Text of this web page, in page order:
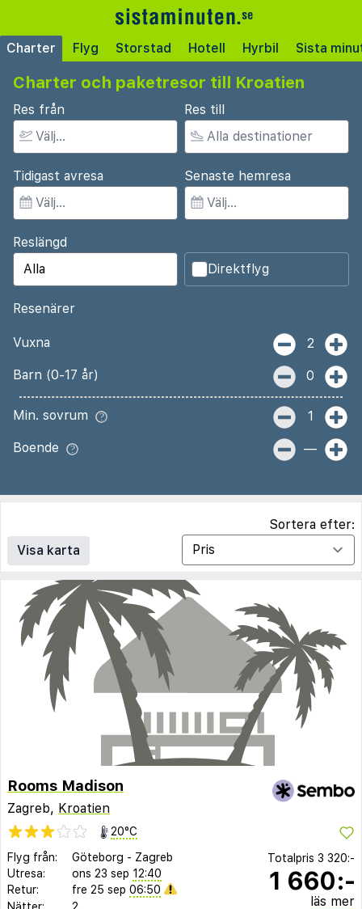
Charter Flyg Storstad Hotell Hyrbil Sista
Charter och paketresor till Kroatien
Res från Res till
Tidigast avresa Senaste hemresa
Reslängd
Direktflyg
Resenärer
Vuxna 2
Barn (0-17 år) 0
Min. sovrum 1
Boende —
Visa karta
Sortera efter:
Rooms Madison
Zagreb, Kroatien
20°C
Flyg från:
Göteborg - Zagreb
Utresa:
ons 23 sep 12:40
Retur:
fre 25 sep 06:50
Totalpris 3 320:-
1 660:-
läs mer